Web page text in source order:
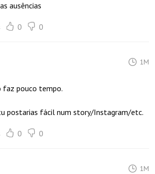
ausências
0 0
1M
faz pouco tempo.
postarias fácil num story/Instagram/etc.
0 0
1M